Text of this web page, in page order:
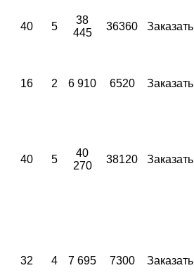
40 5
38
445
36360 Заказать
16 2 6 910 6520 Заказать
40 5
40
270
38120 Заказать
32 4 7 695 7300 Заказать